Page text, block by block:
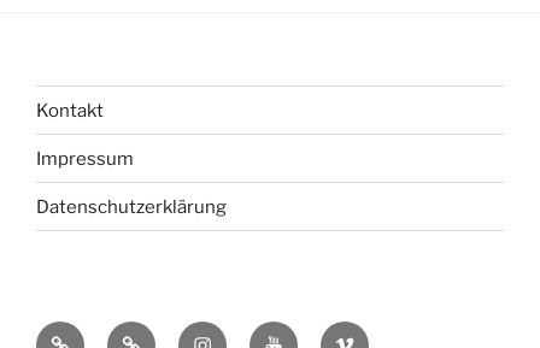
Kontakt
Impressum
Datenschutzerklärung
bsky MastadonInstagramYou Vimeo